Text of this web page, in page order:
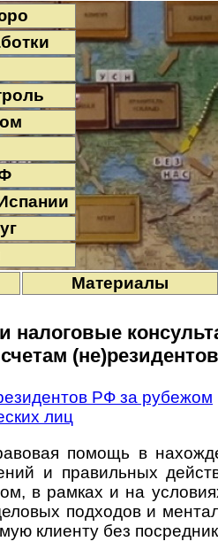
Материалы
налоговые
РФ за рубежом
лиц
по­мощь в
и пра­ви­ль­ных
в рам­ках и на
под­хо­дов и
кли­енту без